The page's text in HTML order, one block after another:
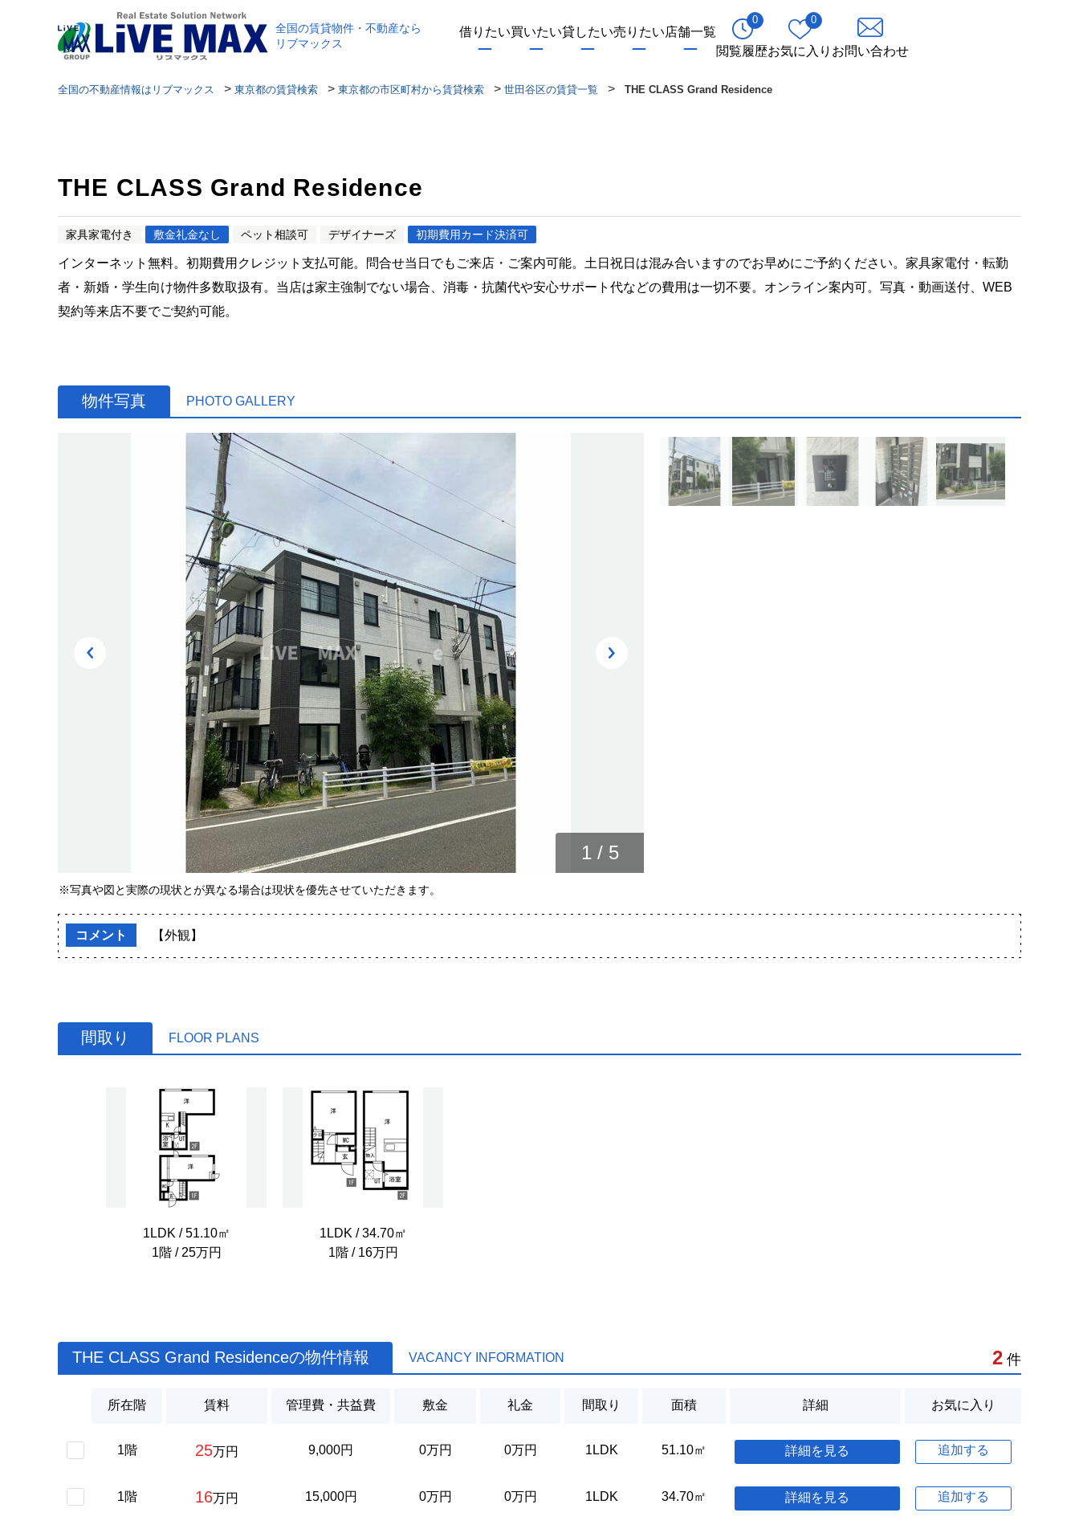
全国の賃貸物件・不動産なら
リブマックス
借りたい買いたい貸したい売りたい店舗一覧
0
閲覧履歴
0
お気に入り お問い合わせ
全国の不動産情報はリブマックス > 東京都の賃貸検索 > 東京都の市区町村から賃貸検索 > 世田谷区の賃貸一覧 > THE CLASS Grand Residence
THE CLASS Grand Residence
家具家電付き 敷金礼金なし ペット相談可 デザイナーズ 初期費用カード決済可
インターネット無料。初期費用クレジット支払可能。問合せ当日でもご来店・ご案内可能。土日祝日は混み合いますのでお早めにご予約ください。家具家電付・転勤
者・新婚・学生向け物件多数取扱有。当店は家主強制でない場合、消毒・抗菌代や安心サポート代などの費用は一切不要。オンライン案内可。写真・動画送付、WEB
契約等来店不要でご契約可能。
物件写真 PHOTO GALLERY
1 / 5
※写真や図と実際の現状とが異なる場合は現状を優先させていただきます。
コメント 【外観】
間取り FLOOR PLANS
1LDK / 51.10㎡
1階 / 25万円
1LDK / 34.70㎡
1階 / 16万円
THE CLASS Grand Residenceの物件情報 VACANCY INFORMATION 2 件
所在階 賃料 管理費・共益費 敷金 礼金 間取り 面積 詳細 お気に入り
1階 25万円 9,000円 0万円 0万円 1LDK 51.10㎡ 詳細を見る 追加する
1階 16万円 15,000円 0万円 0万円 1LDK 34.70㎡ 詳細を見る 追加する